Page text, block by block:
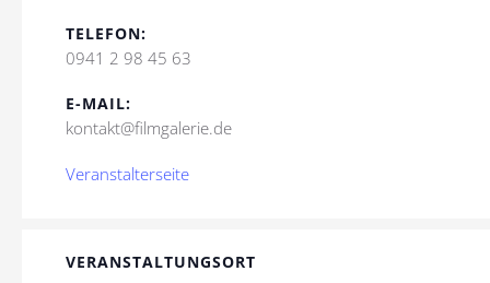
TELEFON:
0941 2 98 45 63
E-MAIL:
kontakt@filmgalerie.de
Veranstalterseite
VERANSTALTUNGSORT